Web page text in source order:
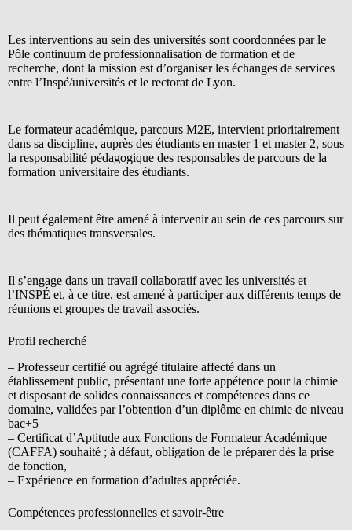
Les interventions au sein des universités sont coordonnées par le
Pôle continuum de professionnalisation de formation et de
recherche, dont la mission est d’organiser les échanges de services
entre l’Inspé/universités et le rectorat de Lyon.
Le formateur académique, parcours M2E, intervient prioritairement
dans sa discipline, auprès des étudiants en master 1 et master 2, sous
la responsabilité pédagogique des responsables de parcours de la
formation universitaire des étudiants.
Il peut également être amené à intervenir au sein de ces parcours sur
des thématiques transversales.
Il s’engage dans un travail collaboratif avec les universités et
l’INSPÉ et, à ce titre, est amené à participer aux différents temps de
réunions et groupes de travail associés.
Profil recherché
– Professeur certifié ou agrégé titulaire affecté dans un
établissement public, présentant une forte appétence pour la chimie
et disposant de solides connaissances et compétences dans ce
domaine, validées par l’obtention d’un diplôme en chimie de niveau
bac+5
– Certificat d’Aptitude aux Fonctions de Formateur Académique
(CAFFA) souhaité ; à défaut, obligation de le préparer dès la prise
de fonction,
– Expérience en formation d’adultes appréciée.
Compétences professionnelles et savoir-être